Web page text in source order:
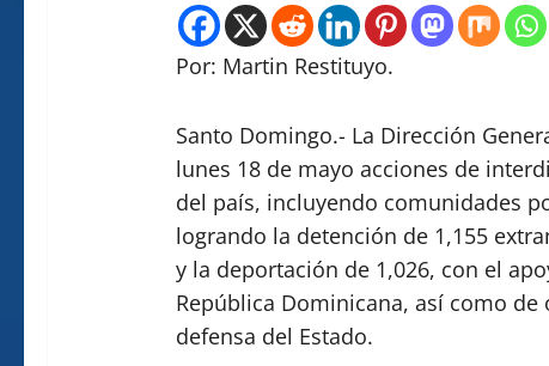
Por: Martin Restituyo.
Santo Domingo.- La Dirección
lunes 18 de mayo acciones de
del país, incluyendo comunidades
logrando la detención de 1,155
y la deportación de 1,026, con el
República Dominicana, así como
defensa del Estado.